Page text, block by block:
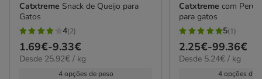
Catxtreme Snack de Queijo para
Gatos
4
estrelas
com
4(2)
Preço
de
1.69€-9.33€
25.92€
Desde 25.92€ / kg
4 opções de peso
Catxtremecom Peru
para gatos
5
estrelas
com
5(1)
Preço
de
2.25€-99.36€
5.24€
Desde 5.24€ / kg
4 opções de